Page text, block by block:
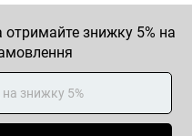
отримайте знижку 5% на